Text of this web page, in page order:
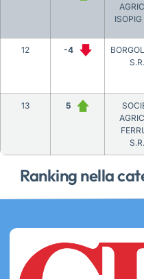
Ranking nella
ISOPIG
12 -4
13 5